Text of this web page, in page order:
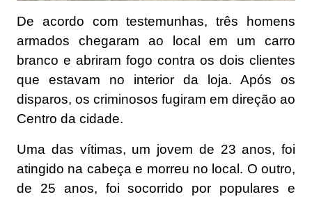
De acordo com testemunhas, três homens
armados chegaram ao local em um carro
branco e abriram fogo contra os dois clientes
que estavam no interior da loja. Após os
disparos, os criminosos fugiram em direção ao
Centro da cidade.
Uma das vítimas, um jovem de 23 anos, foi
atingido na cabeça e morreu no local. O outro,
de 25 anos, foi socorrido por populares e